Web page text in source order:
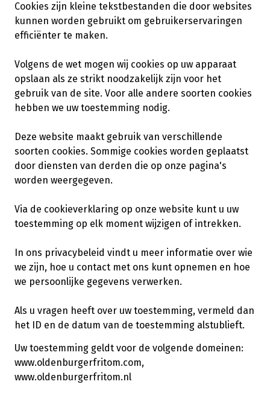
Cookies zijn kleine tekstbestanden die door websites
kunnen worden gebruikt om gebruikerservaringen
efficiënter te maken.
Volgens de wet mogen wij cookies op uw apparaat
opslaan als ze strikt noodzakelijk zijn voor het
gebruik van de site. Voor alle andere soorten cookies
hebben we uw toestemming nodig.
Deze website maakt gebruik van verschillende
soorten cookies. Sommige cookies worden geplaatst
door diensten van derden die op onze pagina's
worden weergegeven.
Via de cookieverklaring op onze website kunt u uw
toestemming op elk moment wijzigen of intrekken.
In ons privacybeleid vindt u meer informatie over wie
we zijn, hoe u contact met ons kunt opnemen en hoe
we persoonlijke gegevens verwerken.
Als u vragen heeft over uw toestemming, vermeld dan
het ID en de datum van de toestemming alstublieft.
Uw toestemming geldt voor de volgende domeinen:
www.oldenburgerfritom.com,
www.oldenburgerfritom.nl